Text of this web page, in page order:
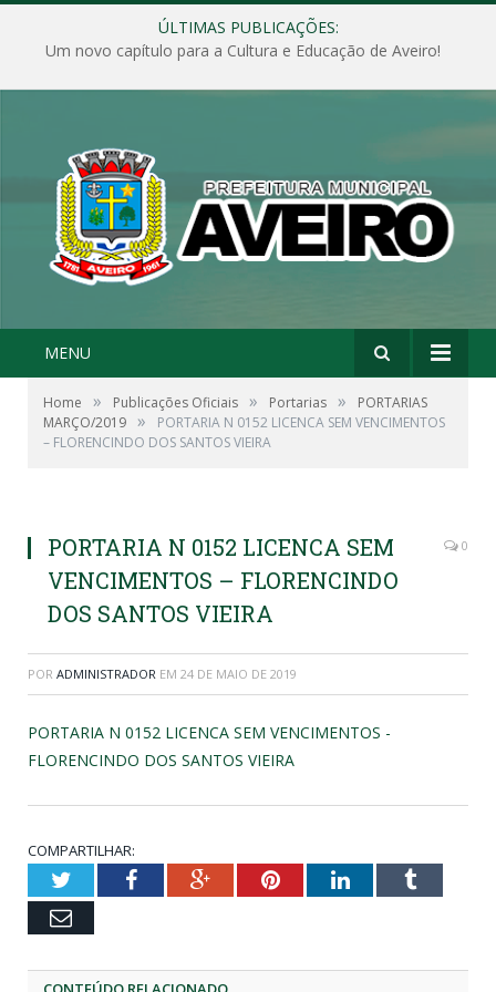
ÚLTIMAS PUBLICAÇÕES:
Um novo capítulo para a Cultura e Educação de Aveiro!
MENU
Home » Publicações Oficiais » Portarias »
PORTARIAS
MARÇO/2019 »
PORTARIA N 0152 LICENCA SEM VENCIMENTOS
– FLORENCINDO DOS SANTOS VIEIRA
PORTARIA N 0152 LICENCA SEM
VENCIMENTOS – FLORENCINDO
DOS SANTOS VIEIRA
0
POR ADMINISTRADOR EM 24 DE MAIO DE 2019
PORTARIA N 0152 LICENCA SEM VENCIMENTOS -
FLORENCINDO DOS SANTOS VIEIRA
COMPARTILHAR:
TwitterFacebookGoogle+PinterestLinkedInTumblr
Email